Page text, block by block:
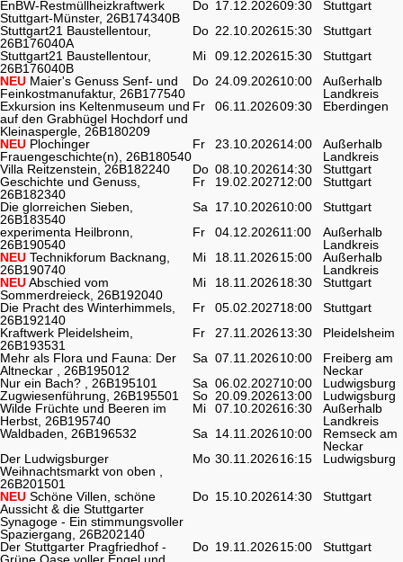
EnBW-Restmüllheizkraftwerk
Stuttgart-Münster, 26B174340B
Do 17.12.202609:30
Stuttgart
Stuttgart21 Baustellentour,
26B176040A
Do 22.10.202615:30
Stuttgart
Stuttgart21 Baustellentour,
26B176040B
Mi 09.12.202615:30
Stuttgart
NEU Maier's Genuss Senf- und
Feinkostmanufaktur, 26B177540
Do 24.09.202610:00
Außerhalb
Landkreis
Exkursion ins Keltenmuseum und
auf den Grabhügel Hochdorf und
Kleinaspergle, 26B180209
Fr 06.11.202609:30 Eberdingen
NEU Plochinger
Frauengeschichte(n), 26B180540
Fr 23.10.202614:00
Außerhalb
Landkreis
Villa Reitzenstein, 26B182240
Do 08.10.202614:30
Stuttgart
Geschichte und Genuss,
26B182340
Fr 19.02.202712:00
Stuttgart
Die glorreichen Sieben,
26B183540
Sa 17.10.202610:00
Stuttgart
experimenta Heilbronn,
26B190540
Fr 04.12.202611:00
Außerhalb
Landkreis
NEU Technikforum Backnang,
26B190740
Mi 18.11.202615:00
Außerhalb
Landkreis
NEUAbschied vom
Sommerdreieck, 26B192040
Mi 18.11.202618:30
Stuttgart
Die Pracht des Winterhimmels,
26B192140
Fr 05.02.202718:00
Stuttgart
Kraftwerk Pleidelsheim,
26B193531
Fr 27.11.202613:30
Pleidelsheim
Mehr als Flora und Fauna: Der
Altneckar , 26B195012
Sa 07.11.202610:00
Freiberg am
Neckar
Nur ein Bach? , 26B195101
Sa 06.02.202710:00
Ludwigsburg
Zugwiesenführung, 26B195501
So 20.09.202613:00
Ludwigsburg
Wilde Früchte und Beeren im
Herbst, 26B195740
Mi 07.10.202616:30
Außerhalb
Landkreis
Waldbaden, 26B196532
Sa 14.11.202610:00
Remseck am
Neckar
Der Ludwigsburger
Weihnachtsmarkt von oben ,
26B201501
Mo 30.11.202616:15 Ludwigsburg
NEU Schöne Villen, schöne
Aussicht & die Stuttgarter
Synagoge - Ein stimmungsvoller
Spaziergang, 26B202140
Do 15.10.202614:30 Stuttgart
Der Stuttgarter Pragfriedhof -
Grüne Oase voller Engel und
Do 19.11.202615:00 Stuttgart